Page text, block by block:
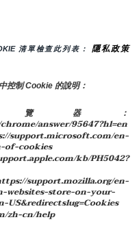
清單檢查此列表： 隱私政策
控制 Cookie 的說明：
器：
answer/95647?hl=en
en-
of-cookies
kb/PH5042?
en-
websites-store-on-your-
US&redirectslug=Cookies
zh-cn/help